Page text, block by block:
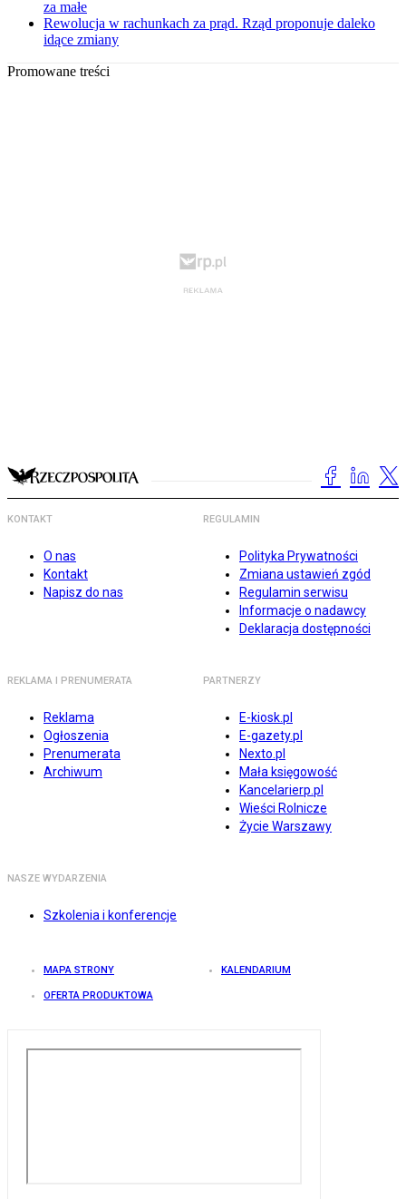
za małe
Rewolucja w rachunkach za prąd. Rząd proponuje daleko
idące zmiany
Promowane treści
KONTAKT
O nas
Kontakt
Napisz do nas
REGULAMIN
Polityka Prywatności
Zmiana ustawień zgód
Regulamin serwisu
Informacje o nadawcy
Deklaracja dostępności
REKLAMA I PRENUMERATA
Reklama
Ogłoszenia
Prenumerata
Archiwum
PARTNERZY
E-kiosk.pl
E-gazety.pl
Nexto.pl
Mała księgowość
Kancelarierp.pl
Wieści Rolnicze
Życie Warszawy
NASZE WYDARZENIA
Szkolenia i konferencje
MAPA STRONY KALENDARIUM
OFERTA PRODUKTOWA